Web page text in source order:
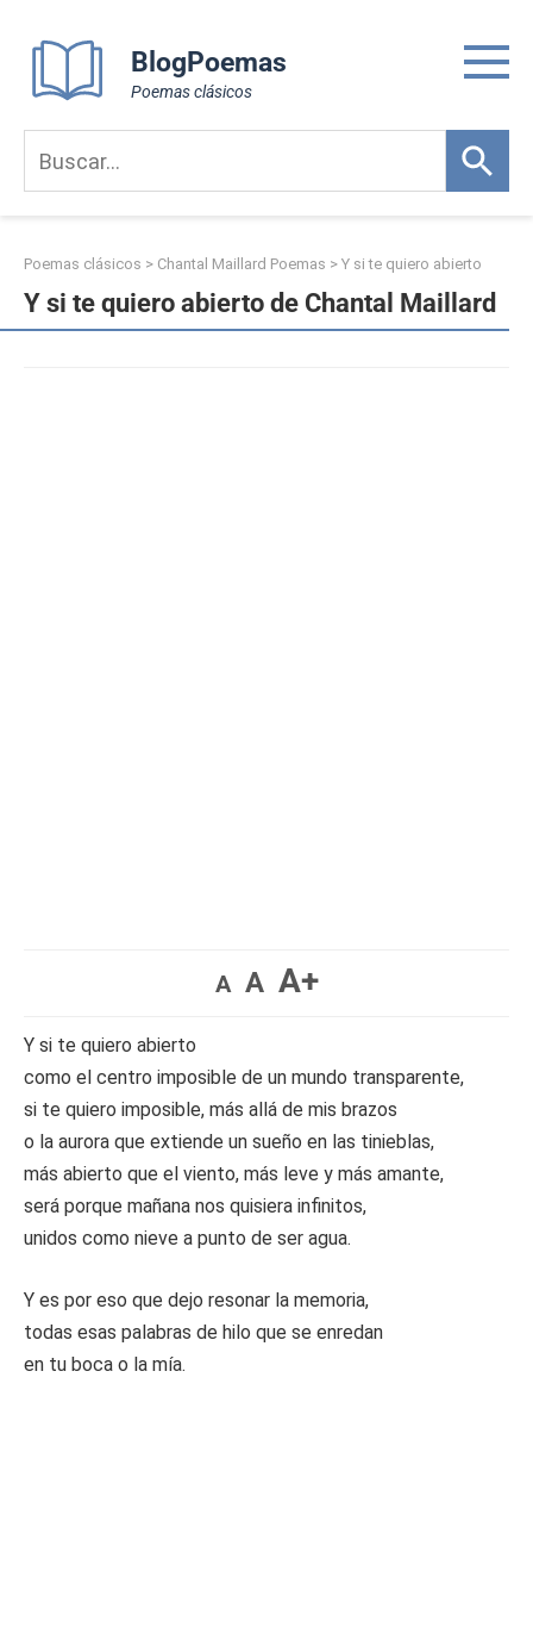
content
BlogPoemas
Poemas clásicos
Poemas clásicos > Chantal Maillard Poemas > Y si te quiero abierto
Y si te quiero abierto de Chantal Maillard
A A A+
Y si te quiero abierto
como el centro imposible de un mundo transparente,
si te quiero imposible, más allá de mis brazos
o la aurora que extiende un sueño en las tinieblas,
más abierto que el viento, más leve y más amante,
será porque mañana nos quisiera infinitos,
unidos como nieve a punto de ser agua.
Y es por eso que dejo resonar la memoria,
todas esas palabras de hilo que se enredan
en tu boca o la mía.